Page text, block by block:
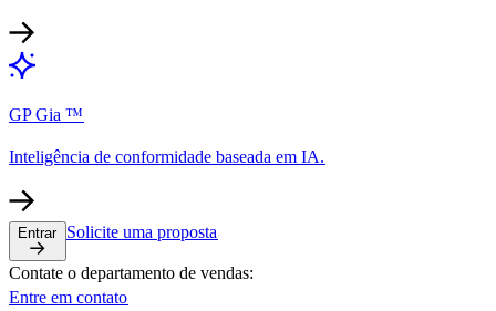
GP Gia ™​​
Inteligência de conformidade baseada em IA.​​
Entrar​​ Solicite uma proposta​​
Contate o departamento de vendas:​​
Entre em contato​​